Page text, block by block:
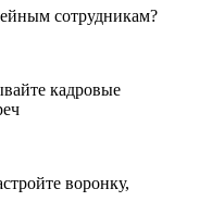
сотрудникам?
кадровые
воронку,